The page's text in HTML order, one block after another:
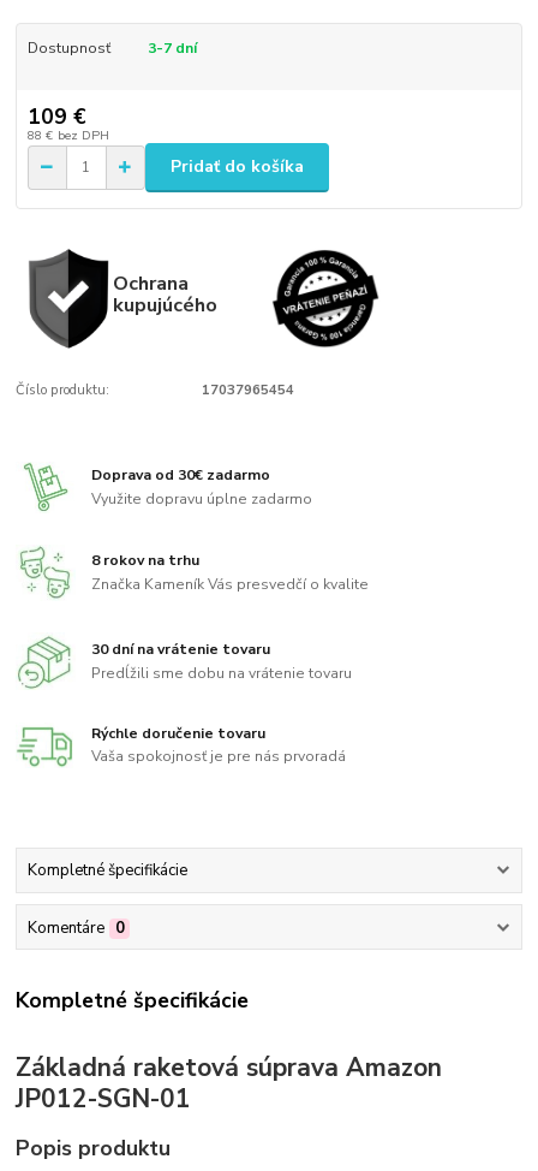
Dostupnosť 3-7 dní
109 €
88 € bez DPH
Pridať do košíka
Ochrana
kupujúcého
Číslo produktu: 17037965454
Doprava od 30€ zadarmo
Využite dopravu úplne zadarmo
8 rokov na trhu
Značka Kameník Vás presvedčí o kvalite
30 dní na vrátenie tovaru
Predĺžili sme dobu na vrátenie tovaru
Rýchle doručenie tovaru
Vaša spokojnosť je pre nás prvoradá
Kompletné špecifikácie
Komentáre 0
Kompletné špecifikácie
Základná raketová súprava Amazon
JP012-SGN-01
Popis produktu